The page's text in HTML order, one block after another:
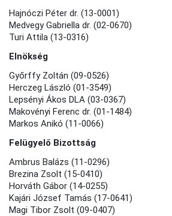
Hajnóczi Péter dr. (13-0001)
Medvegy Gabriella dr. (02-0670)
Turi Attila (13-0316)
Elnökség
Győrffy Zoltán (09-0526)
Herczeg László (01-3549)
Lepsényi Ákos DLA (03-0367)
Makovényi Ferenc dr. (01-1484)
Markos Anikó (11-0066)
Felügyelő Bizottság
Ambrus Balázs (11-0296)
Brezina Zsolt (15-0410)
Horváth Gábor (14-0255)
Kajári József Tamás (17-0641)
Magi Tibor Zsolt (09-0407)